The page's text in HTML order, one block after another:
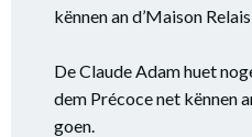
kënnen an d’Maison
De Claude Adam huet
dem Précoce net kënnen
goen.